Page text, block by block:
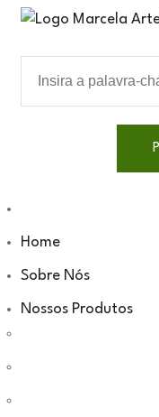
Home
Sobre Nós
Nossos Produtos